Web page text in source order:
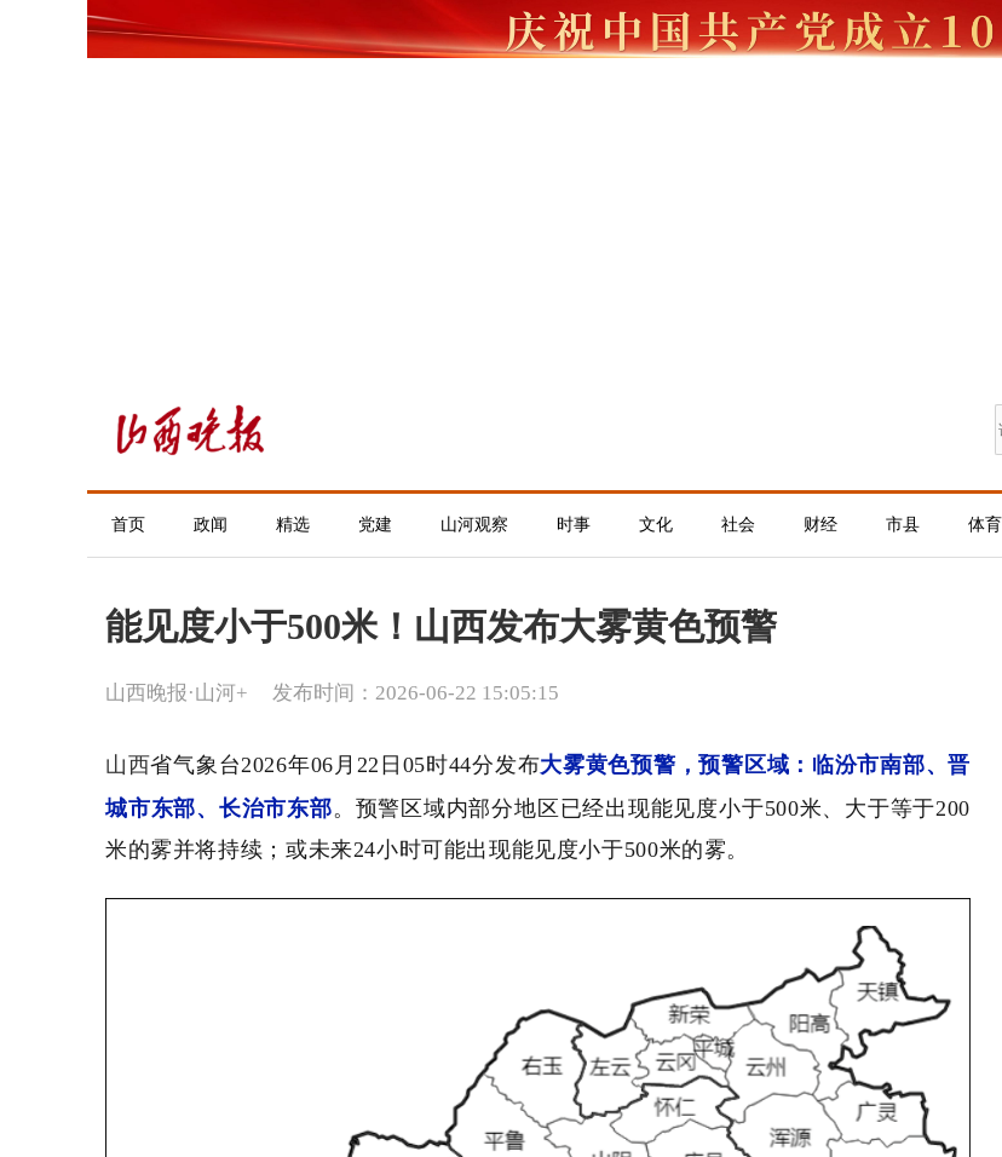
首页 政闻 精选 党建 山河观察 时事 文化 社会 财经 市县 体育
能见度小于500米！山西发布大雾黄色预警
山西晚报·山河+ 发布时间：2026-06-22 15:05:15
山西省气象台2026年06月22日05时44分发布大雾黄色预警，预警区域：临汾市南部、晋
城市东部、长治市东部。预警区域内部分地区已经出现能见度小于500米、大于等于200
米的雾并将持续；或未来24小时可能出现能见度小于500米的雾。